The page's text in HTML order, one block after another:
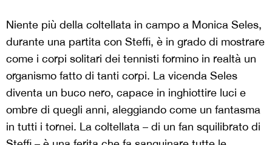
Niente più della coltellata in campo a Monica Seles,
durante una partita con Steffi, è in grado di mostrare
come i corpi solitari dei tennisti formino in realtà un
organismo fatto di tanti corpi. La vicenda Seles
diventa un buco nero, capace in inghiottire luci e
ombre di quegli anni, aleggiando come un fantasma
in tutti i tornei. La coltellata – di un fan squilibrato di